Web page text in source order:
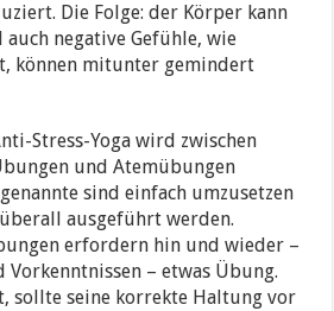
Die Folge: der Körper kann
auch negative Gefühle, wie
können mitunter gemindert
Stress-Yoga wird zwischen
und Atemübungen
sind einfach umzusetzen
ausgeführt werden.
erfordern hin und wieder –
Vorkenntnissen – etwas Übung.
sollte seine korrekte Haltung vor